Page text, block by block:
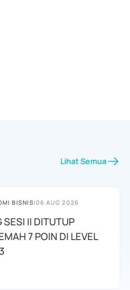
Lihat Semua
BISNIS|06 AUG 2026
SESI II DITUTUP
7 POIN DI LEVEL